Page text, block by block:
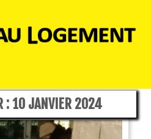
:10 JANVIER 2024